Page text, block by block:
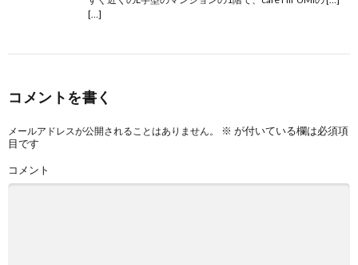
[…]
コメントを書く
メールアドレスが公開されることはありません。 ※ が付いている欄は必須項
目です
コメント